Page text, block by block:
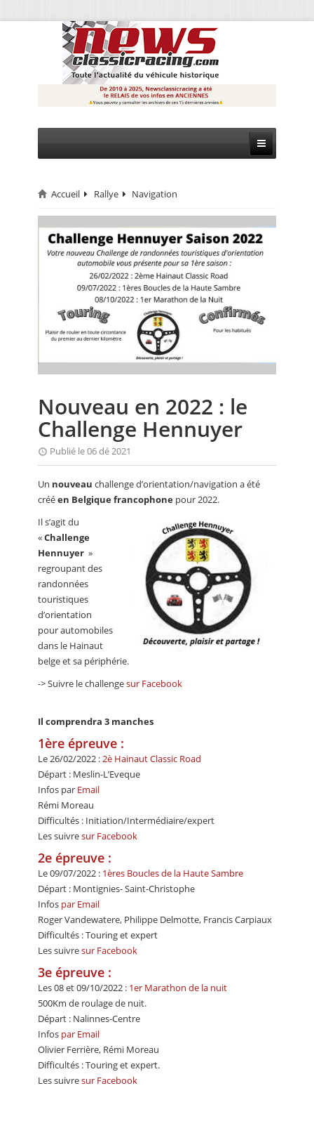
CIRCUIT
RALLYE
MONTAGNE
EVÈNEMENTS
CALENDRIER
ANNUAIRES
PETITES ANNONCES
Accueil Rallye Navigation
Nouveau en 2022 : le
Challenge Hennuyer
Publié le 06 dé 2021
Un nouveau challenge d’orientation/navigation a été
crééen Belgique francophone pour 2022.
Il s’agit du
«Challenge
Hennuyer »
regroupant des
randonnées
touristiques
d’orientation
pour automobiles
dans le Hainaut
belge et sa périphérie.
-> Suivre le challengesur Facebook
Il comprendra 3 manches
1ère épreuve :
Le 26/02/2022 :2è Hainaut Classic Road
Départ : Meslin-L’Eveque
Infos par Email
Rémi Moreau
Difficultés : Initiation/Intermédiaire/expert
Les suivresur Facebook
2e épreuve :
Le 09/07/2022 : 1ères Boucles de la Haute Sambre
Départ : Montignies- Saint-Christophe
Infos par Email
Roger Vandewatere, Philippe Delmotte, Francis Carpiaux
Difficultés : Touring et expert
Les suivresur Facebook
3e épreuve :
Les 08 et 09/10/2022 : 1er Marathon de la nuit
500Km de roulage de nuit.
Départ : Nalinnes-Centre
Infos par Email
Olivier Ferrière, Rémi Moreau
Difficultés : Touring et expert.
Les suivresur Facebook